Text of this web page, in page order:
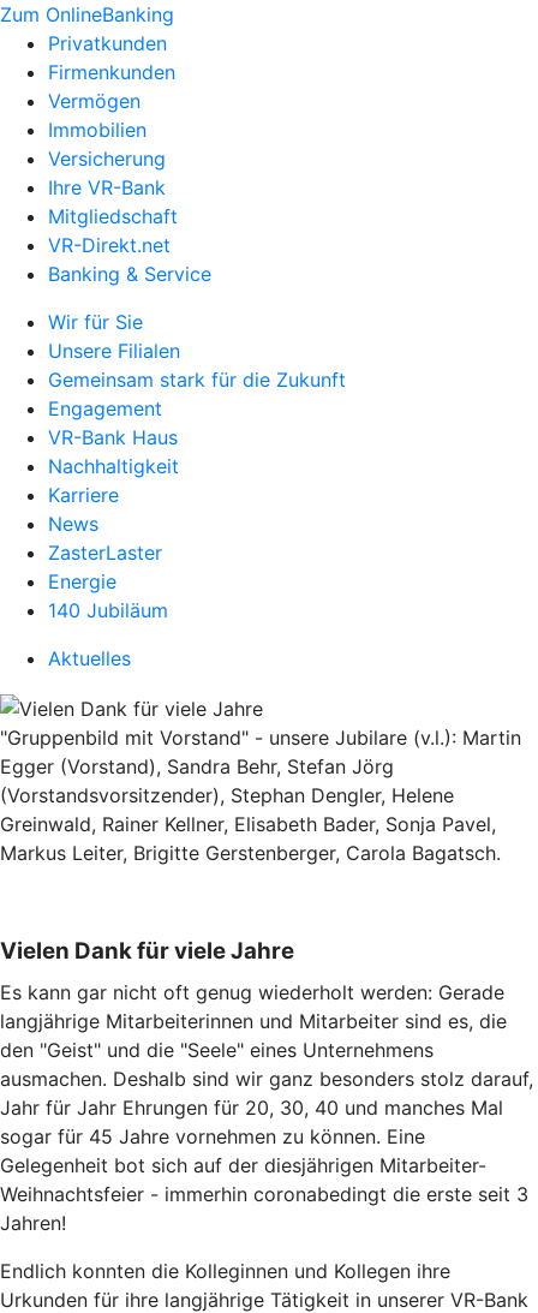
Zum OnlineBanking
Privatkunden
Firmenkunden
Vermögen
Immobilien
Versicherung
Ihre VR-Bank
Mitgliedschaft
VR-Direkt.net
Banking & Service
Wir für Sie
Unsere Filialen
Gemeinsam stark für die Zukunft
Engagement
VR-Bank Haus
Nachhaltigkeit
Karriere
News
ZasterLaster
Energie
140 Jubiläum
Aktuelles
"Gruppenbild mit Vorstand" - unsere Jubilare (v.l.): Martin
Egger (Vorstand), Sandra Behr, Stefan Jörg
(Vorstandsvorsitzender), Stephan Dengler, Helene
Greinwald, Rainer Kellner, Elisabeth Bader, Sonja Pavel,
Markus Leiter, Brigitte Gerstenberger, Carola Bagatsch.
Vielen Dank für viele Jahre
Es kann gar nicht oft genug wiederholt werden: Gerade
langjährige Mitarbeiterinnen und Mitarbeiter sind es, die
den "Geist" und die "Seele" eines Unternehmens
ausmachen. Deshalb sind wir ganz besonders stolz darauf,
Jahr für Jahr Ehrungen für 20, 30, 40 und manches Mal
sogar für 45 Jahre vornehmen zu können. Eine
Gelegenheit bot sich auf der diesjährigen Mitarbeiter-
Weihnachtsfeier - immerhin coronabedingt die erste seit 3
Jahren!
Endlich konnten die Kolleginnen und Kollegen ihre
Urkunden für ihre langjährige Tätigkeit in unserer VR-Bank